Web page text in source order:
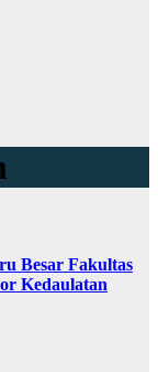
Besar Fakultas
Kedaulatan